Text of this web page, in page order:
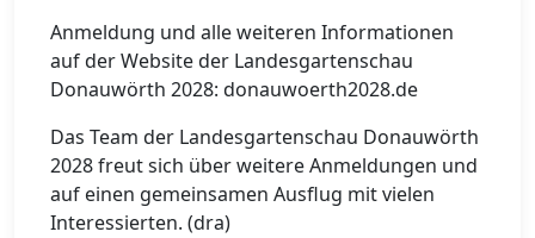
Anmeldung und alle weiteren Informationen
auf der Website der Landesgartenschau
Donauwörth 2028: donauwoerth2028.de
Das Team der Landesgartenschau Donauwörth
2028 freut sich über weitere Anmeldungen und
auf einen gemeinsamen Ausflug mit vielen
Interessierten. (dra)